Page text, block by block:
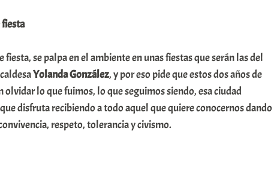
fiesta
fiesta, se palpa en el ambiente en unas fiestas que serán las del
Yolanda González, y por eso pide que estos dos años de
olvidar lo que fuimos, lo que seguimos siendo, esa ciudad
disfruta recibiendo a todo aquel que quiere conocernos dando
respeto, tolerancia y civismo.